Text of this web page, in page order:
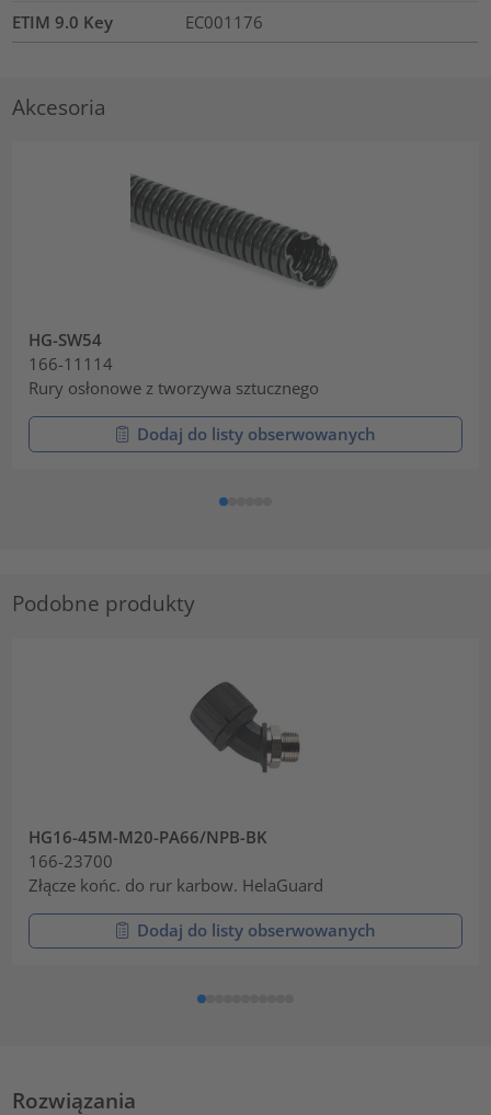
ETIM 9.0 Key
EC001176
Akcesoria
HG-SW54
166-11114
Rury osłonowe z tworzywa sztucznego
Dodaj do listy obserwowanych
Podobne produkty
HG16-45M-M20-PA66/NPB-BK
166-23700
Złącze końc. do rur karbow. HelaGuard
Dodaj do listy obserwowanych
Rozwiązania